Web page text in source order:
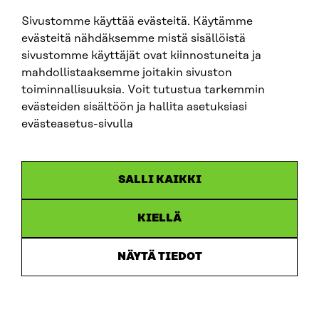
Sivustomme käyttää evästeitä. Käytämme
evästeitä nähdäksemme mistä sisällöistä
sivustomme käyttäjät ovat kiinnostuneita ja
mahdollistaaksemme joitakin sivuston
toiminnallisuuksia. Voit tutustua tarkemmin
evästeiden sisältöön ja hallita asetuksiasi
evästeasetus-sivulla
SALLI KAIKKI
KIELLÄ
NÄYTÄ TIEDOT
SITRA ON SOCIAL MEDIA
LinkedIn
Instagram
Accessibility statement